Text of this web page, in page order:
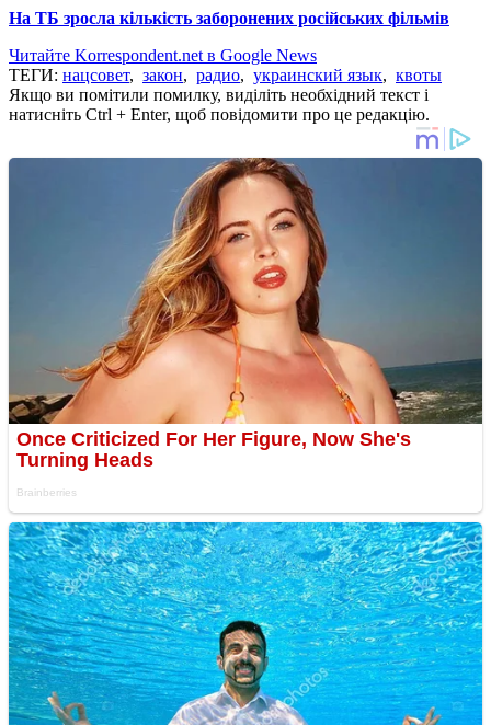
На ТБ зросла кількість заборонених російських фільмів
Читайте Korrespondent.net в Google News
ТЕГИ: нацсовет, закон, радио, украинский язык, квоты
Якщо ви помітили помилку, виділіть необхідний текст і
натисніть Ctrl + Enter, щоб повідомити про це редакцію.